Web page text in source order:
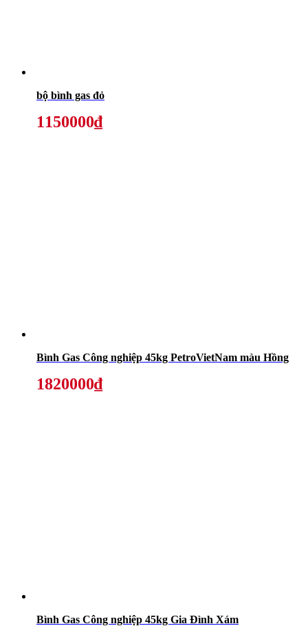
bộ bình gas đỏ
1150000₫
Bình Gas Công nghiệp 45kg PetroVietNam màu Hồng
1820000₫
Bình Gas Công nghiệp 45kg Gia Đình Xám